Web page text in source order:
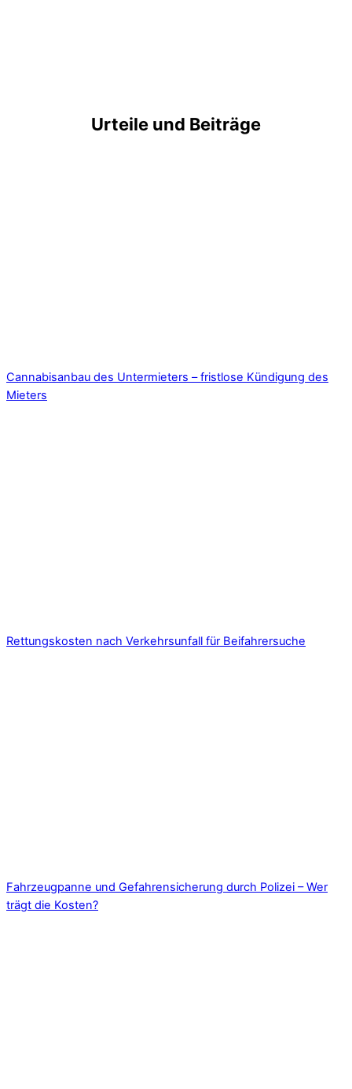
Urteile und Beiträge
Cannabisanbau des Untermieters – fristlose Kündigung des
Mieters
Rettungskosten nach Verkehrsunfall für Beifahrersuche
Fahrzeugpanne und Gefahrensicherung durch Polizei – Wer
trägt die Kosten?